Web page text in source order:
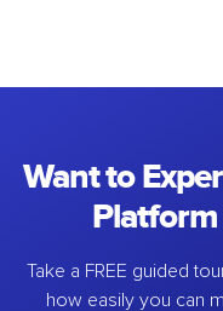
Want to
Platform
Take a FREE guided
how easily you can